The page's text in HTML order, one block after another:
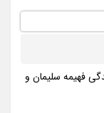
فهیمه سلیمان و